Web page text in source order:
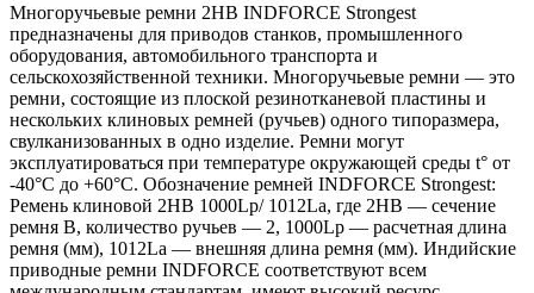
Многоручьевые ремни 2HB INDFORCE Strongest
предназначены для приводов станков, промышленного
оборудования, автомобильного транспорта и
сельскохозяйственной техники. Многоручьевые ремни — это
ремни, состоящие из плоской резинотканевой пластины и
нескольких клиновых ремней (ручьев) одного типоразмера,
свулканизованных в одно изделие. Ремни могут
эксплуатироваться при температуре окружающей среды t° от
-40°С до +60°С. Обозначение ремней INDFORCE Strongest:
Ремень клиновой 2HB 1000Lp/ 1012La, где 2HB — сечение
ремня B, количество ручьев — 2, 1000Lp — расчетная длина
ремня (мм), 1012La — внешняя длина ремня (мм). Индийские
приводные ремни INDFORCE соответствуют всем